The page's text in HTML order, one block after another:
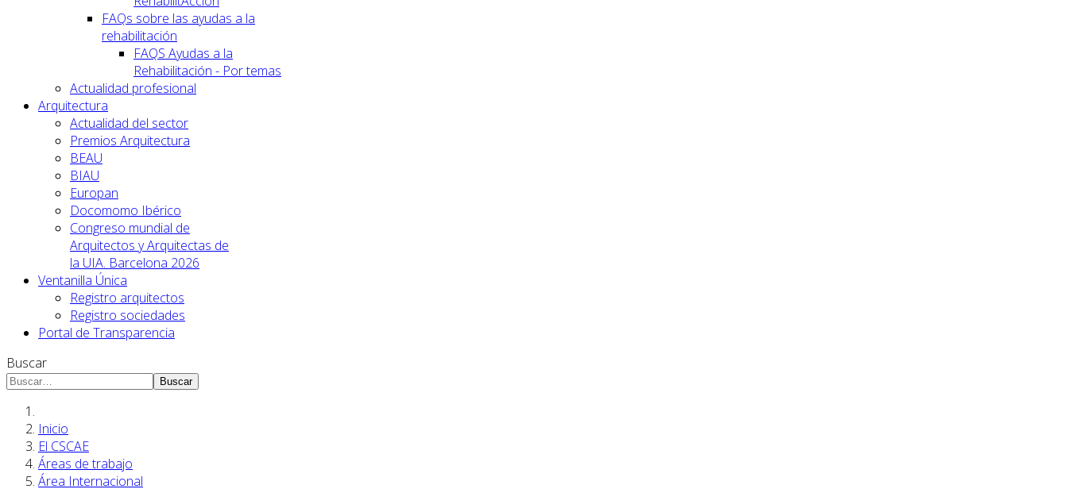
FAQs sobre las ayudas a la
rehabilitación
FAQS Ayudas a la
Rehabilitación - Por temas
Actualidad profesional
Arquitectura
Actualidad del sector
Premios Arquitectura
BEAU
BIAU
Europan
Docomomo Ibérico
Congreso mundial de
Arquitectos y Arquitectas de
la UIA. Barcelona 2026
Ventanilla Única
Registro arquitectos
Registro sociedades
Portal de Transparencia
Buscar
Buscar
Inicio
El CSCAE
Áreas de trabajo
Área Internacional